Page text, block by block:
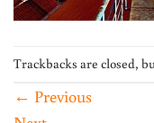
Trackbacks are closed,
← Previous